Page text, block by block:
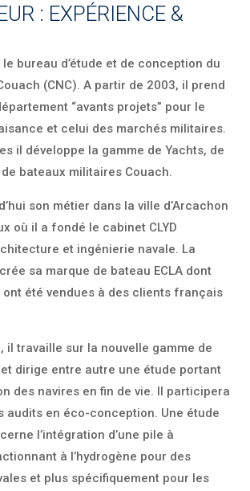
: EXPÉRIENCE &
bureau d’étude et de conception du
(CNC). A partir de 2003, il prend
“avants projets” pour le
et celui des marchés militaires.
il développe la gamme de Yachts, de
bateaux militaires Couach.
son métier dans la ville d’Arcachon
où il a fondé le cabinet CLYD
et ingénierie navale. La
sa marque de bateau ECLA dont
été vendues à des clients français
il travaille sur la nouvelle gamme de
dirige entre autre une étude portant
des navires en fin de vie. Il participera
audits en éco-conception. Une étude
l’intégration d’une pile à
à l’hydrogène pour des
et plus spécifiquement pour les